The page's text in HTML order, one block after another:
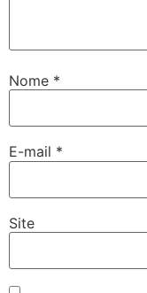
Nome *
E-mail *
Site